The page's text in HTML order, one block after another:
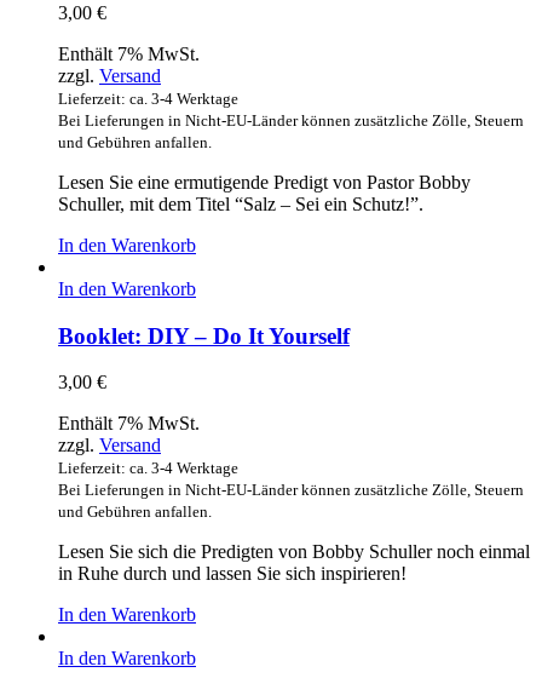
3,00 €
Enthält 7% MwSt.
zzgl. Versand
Lieferzeit: ca. 3-4 Werktage
Bei Lieferungen in Nicht-EU-Länder können zusätzliche Zölle, Steuern
und Gebühren anfallen.
Lesen Sie eine ermutigende Predigt von Pastor Bobby
Schuller, mit dem Titel “Salz – Sei ein Schutz!”.
In den Warenkorb
In den Warenkorb
Booklet: DIY – Do It Yourself
3,00 €
Enthält 7% MwSt.
zzgl. Versand
Lieferzeit: ca. 3-4 Werktage
Bei Lieferungen in Nicht-EU-Länder können zusätzliche Zölle, Steuern
und Gebühren anfallen.
Lesen Sie sich die Predigten von Bobby Schuller noch einmal
in Ruhe durch und lassen Sie sich inspirieren!
In den Warenkorb
In den Warenkorb